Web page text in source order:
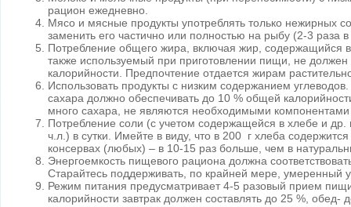
рацион ежедневно.
Мясо и мясные продукты употреблять только нежирных
заменить его частично или полностью на рыбу (2-3 раза
Потребление общего жира, включая жир, содержащийся
также используемый при приготовлении пищи, не
калорийности. Предпочтение отдается жирам
Использовать продукты с низким содержанием
сахара должно обеспечивать до 10 % общей
много сахара, не являются необходимыми
Потребление соли (с учетом содержащейся в хлебе и
ч.л.) в сутки. Имейте в виду, что в 200 г хлеба
консервах (любых) – в 10-15 раз больше, чем в
Энергоемкость пищевого рациона должна
Старайтесь поддерживать, по крайней мере, умеренный
Режим питания предусматривает 4-5 разовый прием
калорийности завтрак должен составлять до 25 %,